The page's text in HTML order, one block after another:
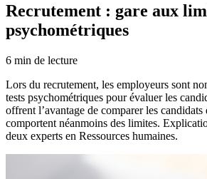
Recrutement : gare aux
psychométriques
6 min de lecture
Lors du recrutement, les employeurs sont
tests psychométriques pour évaluer les
offrent l’avantage de comparer les
comportent néanmoins des limites.
deux experts en Ressources humaines.